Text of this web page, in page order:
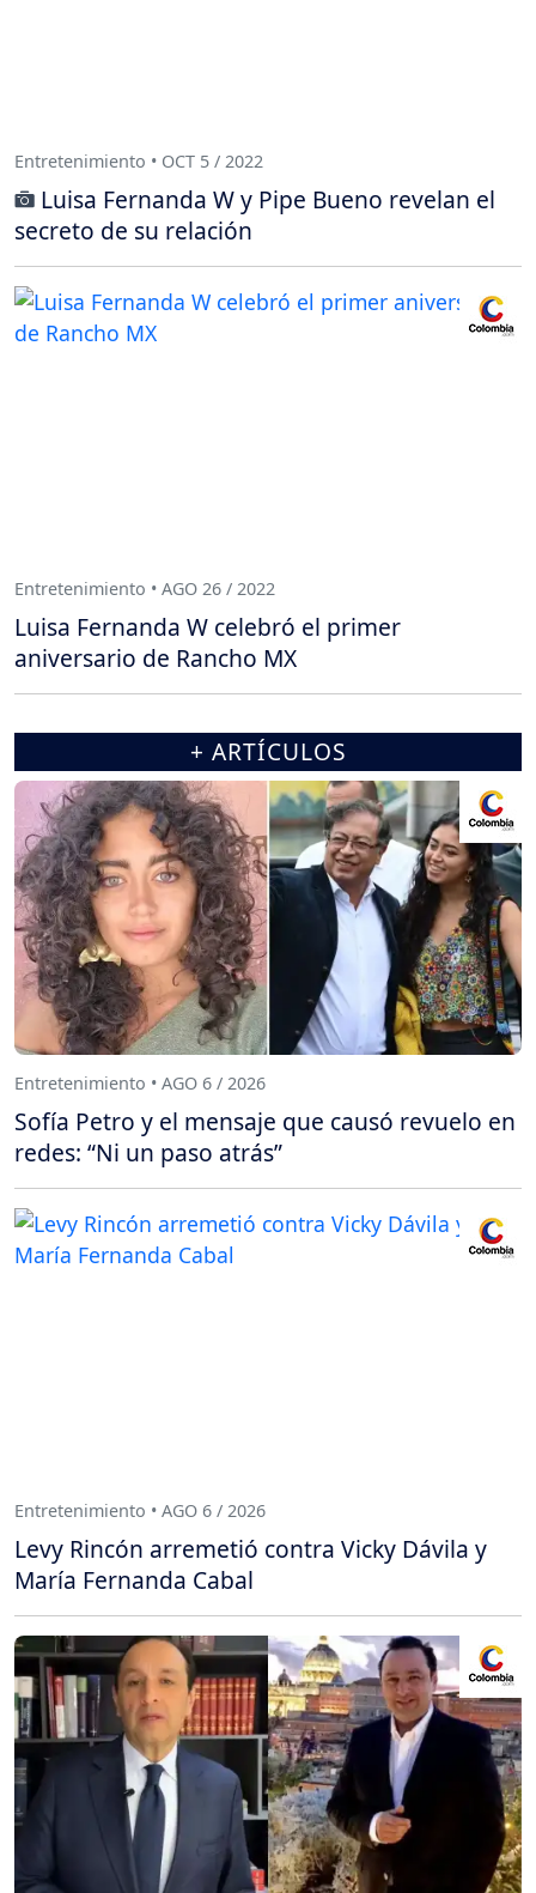
Entretenimiento • OCT 5 / 2022
Luisa Fernanda W y Pipe Bueno revelan el
secreto de su relación
Entretenimiento • AGO 26 / 2022
Luisa Fernanda W celebró el primer
aniversario de Rancho MX
+ ARTÍCULOS
Entretenimiento • AGO 6 / 2026
Sofía Petro y el mensaje que causó revuelo en
redes: “Ni un paso atrás”
Entretenimiento • AGO 6 / 2026
Levy Rincón arremetió contra Vicky Dávila y
María Fernanda Cabal